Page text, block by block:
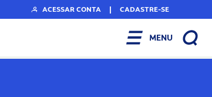
ACESSAR CONTA | CADASTRE-SE
MENU